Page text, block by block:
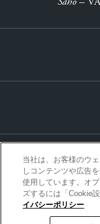
当社は、お客様のウ
しコンテンツや広告
使用しています。オ
ズするには「Cookie
イバシーポリシー